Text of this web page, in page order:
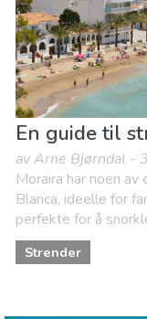
En guide til
av Arne Bjørndal -
Moraira har noen
Blanca, ideelle for
perfekte for å
Strender